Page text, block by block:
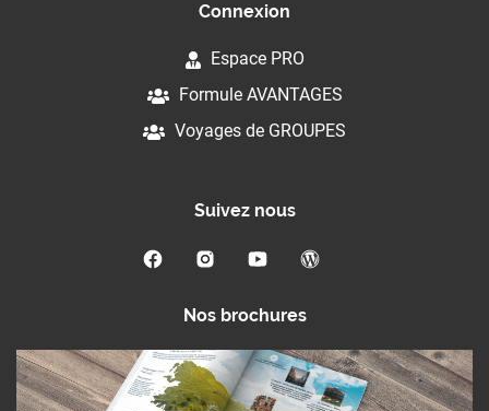
Connexion
Espace PRO
Formule AVANTAGES
Voyages de GROUPES
Suivez nous
Nos brochures